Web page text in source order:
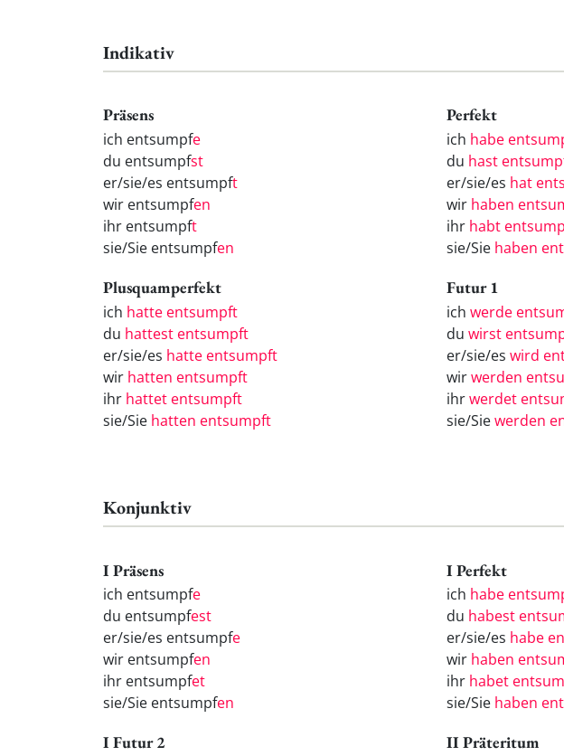
Indikativ
Präsens
ich entsumpfe
du entsumpfst
er/sie/es entsumpft
wir entsumpfen
ihr entsumpft
sie/Sie entsumpfen
Perfekt
ich habe
du hast
er/sie/es hat
wir haben
ihr habt
sie/Sie haben
Plusquamperfekt
ich hatte entsumpft
du hattest entsumpft
er/sie/es hatte entsumpft
wir hatten entsumpft
ihr hattet entsumpft
sie/Sie hatten entsumpft
Futur 1
ich werde
du wirst
er/sie/es wird
wirwerden
ihrwerdet
sie/Siewerden
Konjunktiv
I Präsens
ich entsumpfe
du entsumpfest
er/sie/es entsumpfe
wir entsumpfen
ihr entsumpfet
sie/Sie entsumpfen
I Perfekt
ich habe
du habest
er/sie/es habe
wir haben
ihr habet
sie/Sie haben
I Futur 2 II Präteritum